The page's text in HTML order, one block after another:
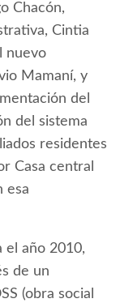
Chacón,
Cintia
nuevo
Mamaní, y
del
del sistema
residentes
Casa central
esa
el año 2010,
de un
(obra social